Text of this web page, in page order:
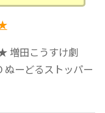
増田こうすけ劇
ーどるストッパー